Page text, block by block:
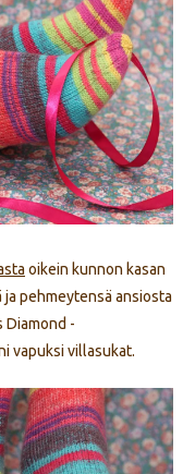
oikein kunnon kasan
pehmeytensä ansiosta
Diamond -
vapuksi villasukat.